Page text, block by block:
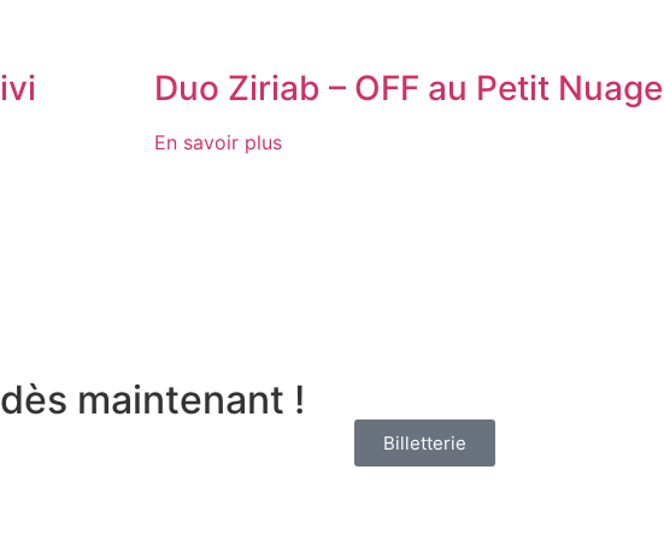
Duo Ziriab – OFF au Petit Nuage
En savoir plus
maintenant !
Billetterie